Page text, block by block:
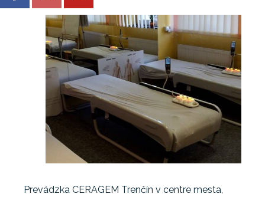
Prevádzka CERAGEM Trenčín v centre mesta,